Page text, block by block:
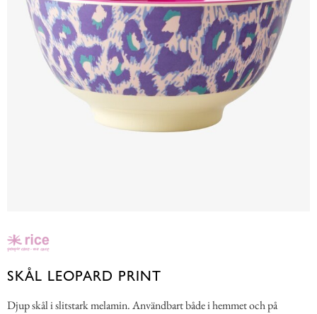
SKÅL LEOPARD PRINT
Djup skål i slitstark melamin. Användbart både i hemmet och på